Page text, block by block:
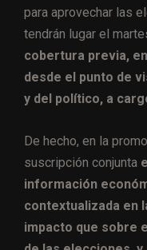
para aprovechar las
tendrán lugar el
cobertura previa,
desde el punto de
y del político, a
De hecho, en la
suscripción conjunta
información
contextualizada en
impacto que sobre